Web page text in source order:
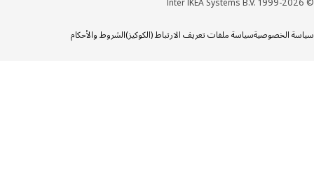
الخصوصيةسياسة ملفات تعريف الارتباط (الكوكيز)الشروط والأحكام